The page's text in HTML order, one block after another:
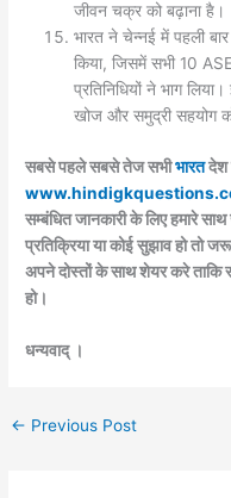
जीवन चक्र को बढ़ाना है।
भारत ने चेन्नई में पहली
किया, जिसमें सभी 10
प्रतिनिधियों ने भाग
खोज और समुद्री सहयोग
सबसे पहले सबसे तेज सभीभारतदेश
सम्बंधित जानकारी के लिए हमारे
प्रतिक्रिया या कोई सुझाव हो तो
अपने दोस्तों के साथ शेयर करे ताकि
हो।
धन्यवाद् ।
← Previous Post